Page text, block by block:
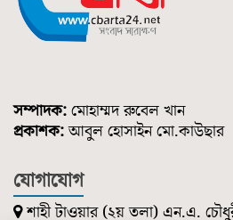
সম্পাদক: মোহাম্মদ রুবেল খান
প্রকাশক:আবুল হোসাইন মো.কাউছার
যোগাযোগ
শাহী টাওয়ার (২য় তলা) এন.এ.